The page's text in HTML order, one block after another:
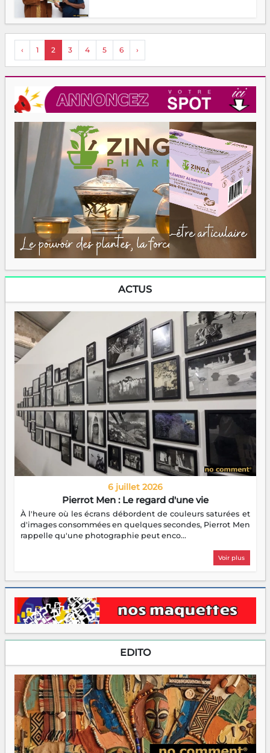
‹ 1 2 3 4 5 6 ›
ACTUS
6 juillet 2026
Pierrot Men : Le regard d'une vie
À l'heure où les écrans débordent de couleurs saturées et
d'images consommées en quelques secondes, Pierrot Men
rappelle qu'une photographie peut enco...
Voir plus
EDITO